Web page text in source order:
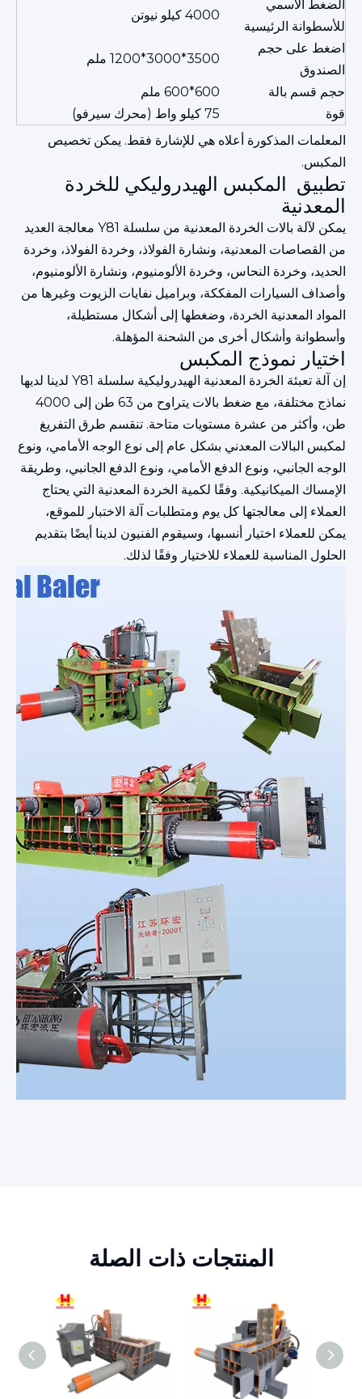
الضغط الاسمي
للأسطوانة الرئيسية
4000 كيلو نيوتن
اضغط على حجم
الصندوق
3500*3000*1200 ملم
حجم قسم بالة
600*600 ملم
قوة
75 كيلو واط (محرك سيرفو)
المعلمات المذكورة أعلاه هي للإشارة فقط. يمكن تخصيص
المكبس.
تطبيق المكبس الهيدروليكي للخردة
المعدنية
يمكن لآلة بالات الخردة المعدنية من سلسلة Y81 معالجة العديد
من القصاصات المعدنية، ونشارة الفولاذ، وخردة الفولاذ، وخردة
الحديد، وخردة النحاس، وخردة الألومنيوم، ونشارة الألومنيوم،
وأصداف السيارات المفككة، وبراميل نفايات الزيوت وغيرها من
المواد المعدنية الخردة، وضغطها إلى أشكال مستطيلة،
وأسطوانة وأشكال أخرى من الشحنة المؤهلة.
اختيار نموذج المكبس
إن آلة تعبئة الخردة المعدنية الهيدروليكية سلسلة Y81 لدينا لديها
نماذج مختلفة، مع ضغط بالات يتراوح من 63 طن إلى 4000
طن، وأكثر من عشرة مستويات متاحة. تنقسم طرق التفريغ
لمكبس البالات المعدني بشكل عام إلى نوع الوجه الأمامي، ونوع
الوجه الجانبي، ونوع الدفع الأمامي، ونوع الدفع الجانبي، وطريقة
الإمساك الميكانيكية. وفقًا لكمية الخردة المعدنية التي يحتاج
العملاء إلى معالجتها كل يوم ومتطلبات آلة الاختبار للموقع،
يمكن للعملاء اختيار أنسبها، وسيقوم الفنيون لدينا أيضًا بتقديم
الحلول المناسبة للعملاء للاختيار وفقًا لذلك.
المنتجات ذات الصلة